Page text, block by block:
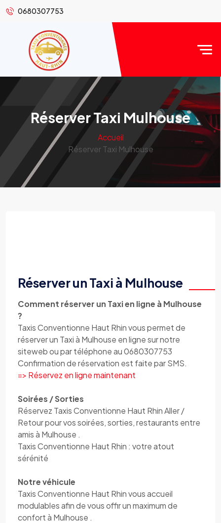
0680307753
Réserver Taxi Mulhouse
Accueil
Réserver Taxi Mulhouse
Réserver un Taxi à Mulhouse
Comment réserver un Taxi en ligne à Mulhouse
?
Taxis Conventionne Haut Rhin vous permet de
réserver un Taxi à Mulhouse en ligne sur notre
siteweb ou par téléphone au 0680307753
Confirmation de réservation est faite par SMS.
=> Réservez en ligne maintenant
Soirées / Sorties
Réservez Taxis Conventionne Haut Rhin Aller /
Retour pour vos soirées, sorties, restaurants entre
amis à Mulhouse .
Taxis Conventionne Haut Rhin : votre atout
sérénité
Notre véhicule
Taxis Conventionne Haut Rhin vous accueil
modulables afin de vous offir un maximum de
confort à Mulhouse .